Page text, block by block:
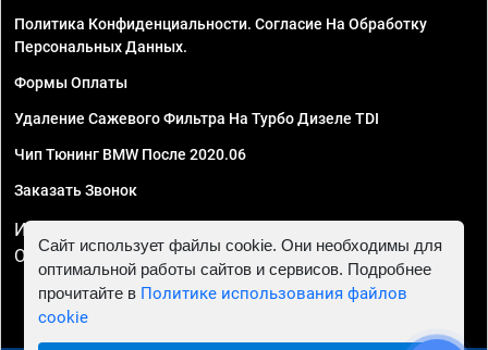
Политика Конфиденциальности. Согласие На Обработку
Персональных Данных.
Формы Оплаты
Удаление Сажевого Фильтра На Турбо Дизеле TDI
Чип Тюнинг BMW После 2020.06
Заказать Звонок
ИП Смирнов Георгий Павлович. ИНН 781302555843,
ОГРНИП 324470400032610
Сайт использует файлы cookie. Они необходимы для
оптимальной работы сайтов и сервисов. Подробнее
прочитайте в Политике использования файлов
cookie